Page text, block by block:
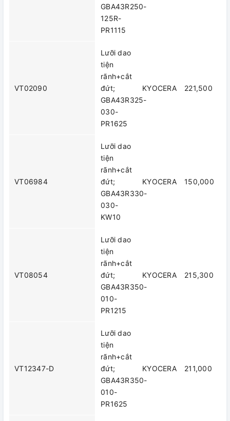
GBA43R250-
125R-
PR1115
VT02090
Lưỡi dao
tiện
rãnh+cắt
đứt;
GBA43R325-
030-
PR1625
KYOCERA 221,500
VT06984
Lưỡi dao
tiện
rãnh+cắt
đứt;
GBA43R330-
030-
KW10
KYOCERA 150,000
VT08054
Lưỡi dao
tiện
rãnh+cắt
đứt;
GBA43R350-
010-
PR1215
KYOCERA 215,300
VT12347-D
Lưỡi dao
tiện
rãnh+cắt
đứt;
GBA43R350-
010-
PR1625
KYOCERA 211,000